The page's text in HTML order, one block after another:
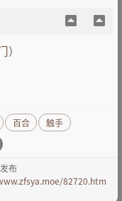
）
百合
触手
布
82720.htm